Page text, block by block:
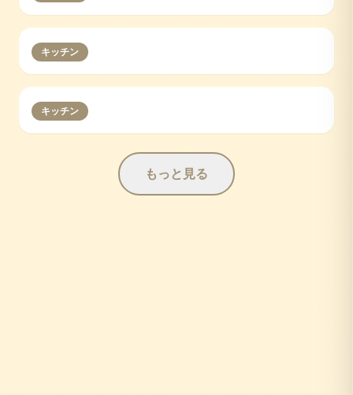
キッチン
キッチン
もっと見る